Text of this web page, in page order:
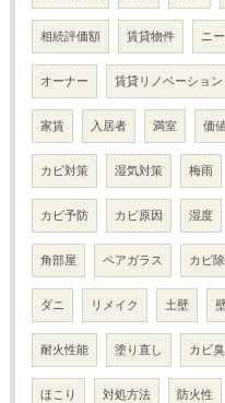
相続評価額 賃貸物件 ニ
オーナー 賃貸リノベーション
家賃 入居者 満室 価
カビ対策 湿気対策 梅雨
カビ予防 カビ原因 湿度
角部屋 ペアガラス カビ
ダニ リメイク 土壁
耐火性能 塗り直し カビ
ほこり 対処方法 防火性